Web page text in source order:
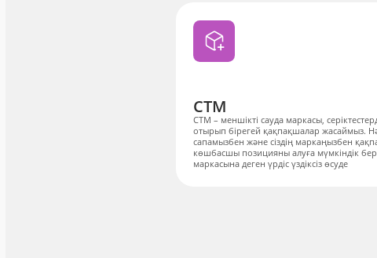
СТМ
СТМ – меншікті сауда маркасы,
отырып бірегей қақпақшалар жасаймыз.
сапамызбен және сіздің маркаңызбен
көшбасшы позицияны алуға мүмкіндік
маркасына деген үрдіс үздіксіз өсуде